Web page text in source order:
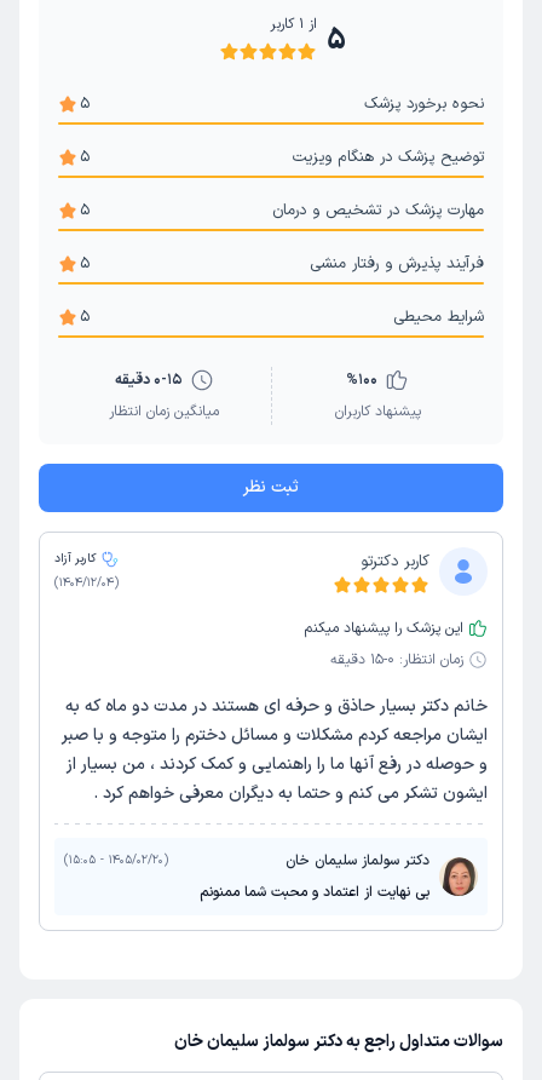
5 از 1 کاربر
نحوه برخورد پزشک 5
توضیح پزشک در هنگام ویزیت 5
مهارت پزشک در تشخیص و درمان 5
فرآیند پذیرش و رفتار منشی 5
شرایط محیطی 5
%100
پیشنهاد کاربران
0-15 دقیقه
میانگین زمان انتظار
ثبت نظر
کاربر دکترتو
کاربر آزاد
(
1404/12/04
)
این پزشک را پیشنهاد میکنم
زمان انتظار: 0-15 دقیقه
خانم دکتر بسیار حاذق و حرفه ای هستند در مدت دو ماه که به
ایشان مراجعه کردم مشکلات و مسائل دخترم را متوجه و با صبر
و حوصله در رفع آنها ما را راهنمایی و کمک کردند ، من بسیار از
ایشون تشکر می کنم و حتما به دیگران معرفی خواهم کرد .
دکتر سولماز سلیمان خان (
1405/02/20 - 15:05
)
بی نهایت از اعتماد و محبت شما ممنونم
سوالات متداول راجع به دکتر سولماز سلیمان خان